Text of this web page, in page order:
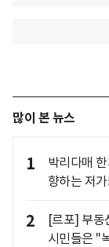
많이 본 뉴스
1
박리다매
향하는 저
2
[르포] 부동
시민들은 "